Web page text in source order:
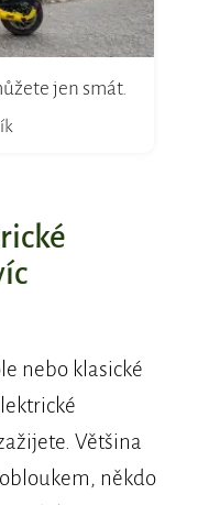
jen smát.
nebo klasické
Většina
někdo